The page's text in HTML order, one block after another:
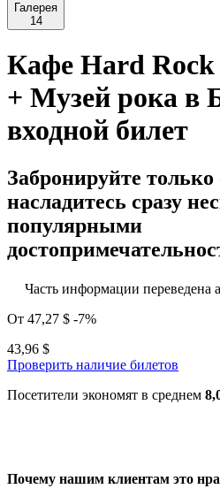
Галерея
14
Кафе Hard Rock
+ Музей рока в
входной билет
Забронируйте
насладитесь сразу
популярными
Часть информации переведена
От 47,27 $ -7%
43,96 $
Проверить наличие билетов
Посетители экономят в среднем
Почему нашим клиентам это